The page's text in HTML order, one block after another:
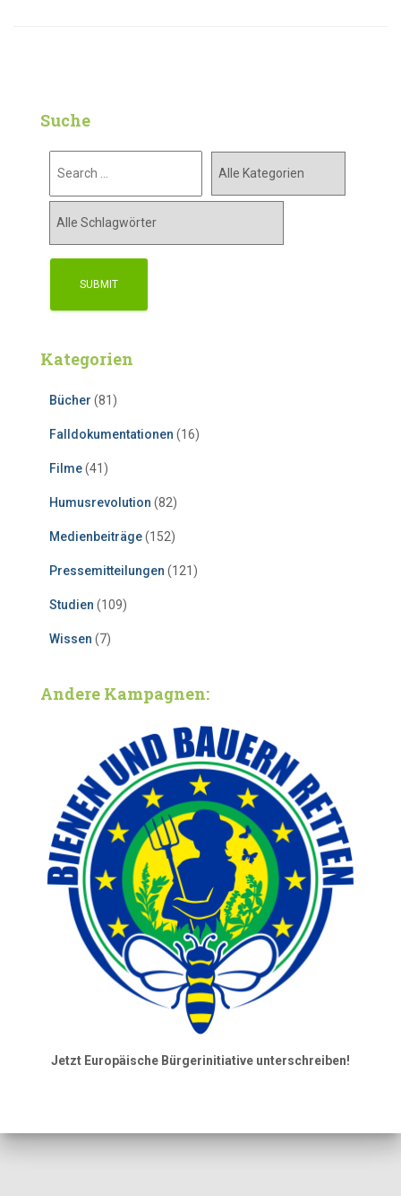
Suche
Kategorien
Bücher (81)
Falldokumentationen (16)
Filme(41)
Humusrevolution (82)
Medienbeiträge(152)
Pressemitteilungen (121)
Studien (109)
Wissen (7)
Andere Kampagnen:
Jetzt Europäische Bürgerinitiative unterschreiben!